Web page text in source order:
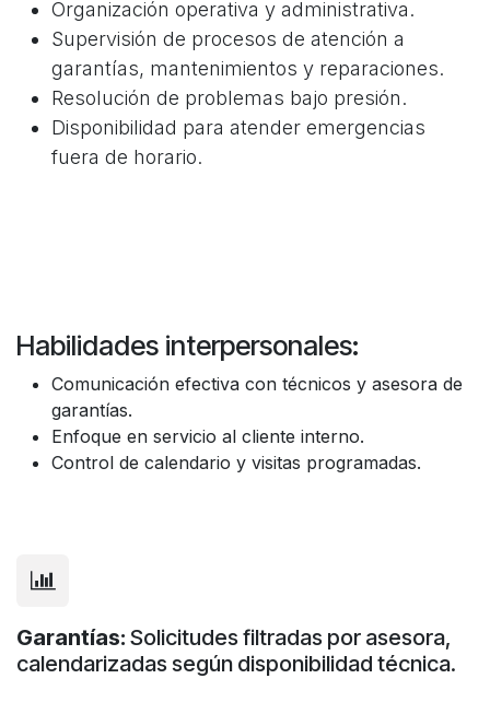
Organización operativa y administrativa.
Supervisión de procesos de atención a
garantías, mantenimientos y reparaciones.
Resolución de problemas bajo presión.
Disponibilidad para atender emergencias
fuera de horario.
Habilidades interpersonales:
Comunicación efectiva con técnicos y asesora de
garantías.
Enfoque en servicio al cliente interno.
Control de calendario y visitas programadas.
Garantías: Solicitudes filtradas por asesora,
calendarizadas según disponibilidad técnica.